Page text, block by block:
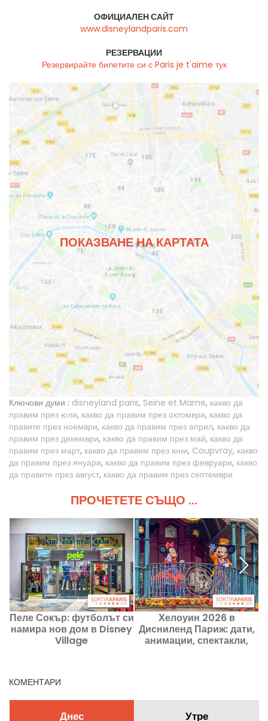
ОФИЦИАЛЕН САЙТ
www.disneylandparis.com
РЕЗЕРВАЦИИ
Резервирайте билетите си с Paris je t'aime тук
ПОКАЗВАНЕ НА КАРТАТА
Ключови думи : disneyland paris, Seine et Marne, какво да
правим през юли, какво да правим през октомври, какво да
правите през ноември, какво да правим през април, какво да
правим през декември, какво да правим през май, какво да
правим през март, какво да правим през юни, Coupvray, какво
да правим през януари, какво да правим през февруари, какво
да правите през август, какво да правим през септември
ПРОЧЕТЕТЕ СЪЩО ...
Пеле Сокър: футболът си
намира нов дом в Disney
Village
Хелоуин 2026 в
Дисниленд Париж: дати,
анимации, спектакли,
КОМЕНТАРИ
Днес Утре